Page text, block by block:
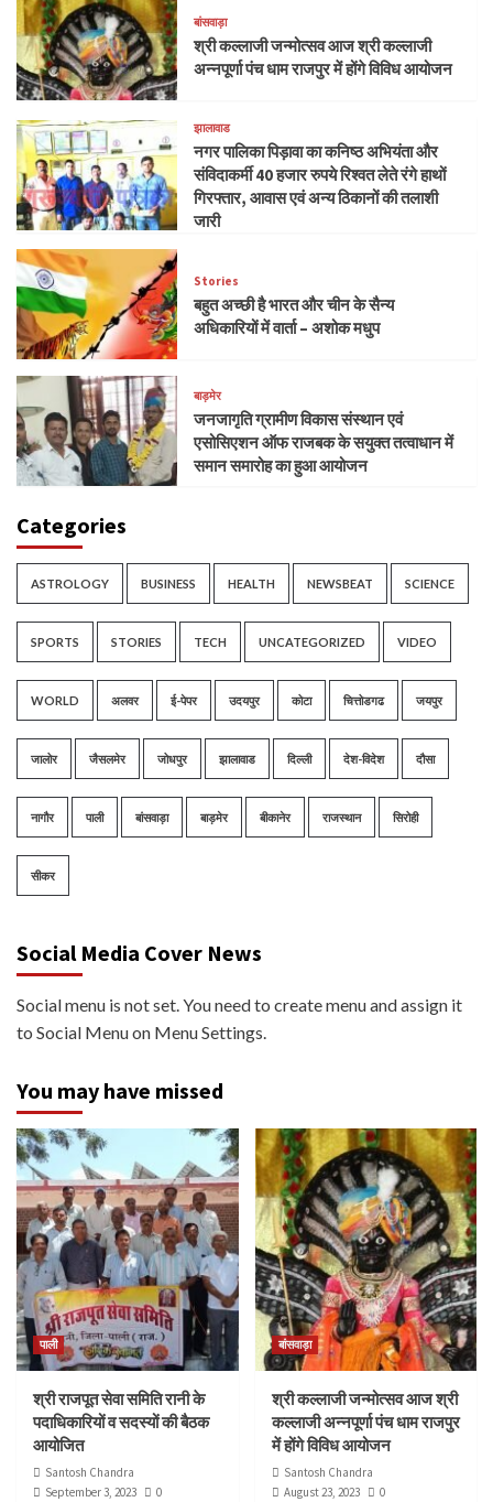
बांसवाड़ा
श्री कल्लाजी जन्मोत्सव आज श्री कल्लाजी
अन्नपूर्णा पंच धाम राजपुर में होंगे विविध आयोजन
झालावाड
नगर पालिका पिड़ावा का कनिष्ठ अभियंता और
संविदाकर्मी 40 हजार रुपये रिश्वत लेते रंगे हाथों
गिरफ्तार, आवास एवं अन्य ठिकानों की तलाशी
जारी
Stories
बहुत अच्छी है भारत और चीन के सैन्य
अधिकारियों में वार्ता – अशोक मधुप
बाड़मेर
जनजागृति ग्रामीण विकास संस्थान एवं
एसोसिएशन ऑफ राजबक के सयुक्त तत्वाधान में
समान समारोह का हुआ आयोजन
Categories
ASTROLOGY BUSINESS HEALTH NEWSBEAT SCIENCE
SPORTS STORIES TECH UNCATEGORIZED VIDEO
WORLD अलवर ई-पेपर उदयपुर कोटा चित्तोडगढ जयपुर
जालोर जैसलमेर जोधपुर झालावाड दिल्ली देश-विदेश दौसा
नागौर पाली बांसवाड़ा बाड़मेर बीकानेर राजस्थान सिरोही
सीकर
Social Media Cover News
Social menu is not set. You need to create menu and assign it
to Social Menu on Menu Settings.
You may have missed
पाली
श्री राजपूत सेवा समिति रानी के
पदाधिकारियों व सदस्यों की बैठक
आयोजित
Santosh Chandra
September 3, 2023
0
बांसवाड़ा
श्री कल्लाजी जन्मोत्सव आज श्री
कल्लाजी अन्नपूर्णा पंच धाम राजपुर
में होंगे विविध आयोजन
Santosh Chandra
August 23, 2023
0